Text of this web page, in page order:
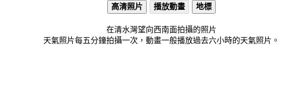
高清照片 播放動畫 地標
在清水灣望向西南面拍攝的照片
天氣照片每五分鐘拍攝一次，動畫一般播放過去六小時的天氣照片。